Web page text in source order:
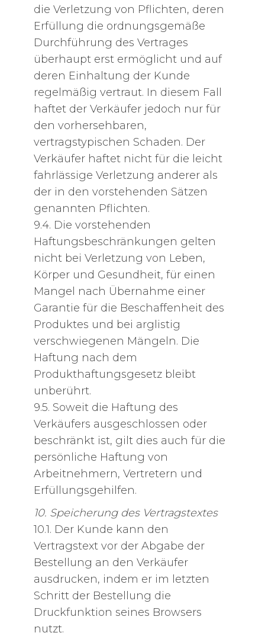
die Verletzung von Pflichten, deren
Erfüllung die ordnungsgemäße
Durchführung des Vertrages
überhaupt erst ermöglicht und auf
deren Einhaltung der Kunde
regelmäßig vertraut. In diesem Fall
haftet der Verkäufer jedoch nur für
den vorhersehbaren,
vertragstypischen Schaden. Der
Verkäufer haftet nicht für die leicht
fahrlässige Verletzung anderer als
der in den vorstehenden Sätzen
genannten Pflichten.
9.4. Die vorstehenden
Haftungsbeschränkungen gelten
nicht bei Verletzung von Leben,
Körper und Gesundheit, für einen
Mangel nach Übernahme einer
Garantie für die Beschaffenheit des
Produktes und bei arglistig
verschwiegenen Mängeln. Die
Haftung nach dem
Produkthaftungsgesetz bleibt
unberührt.
9.5. Soweit die Haftung des
Verkäufers ausgeschlossen oder
beschränkt ist, gilt dies auch für die
persönliche Haftung von
Arbeitnehmern, Vertretern und
Erfüllungsgehilfen.
10. Speicherung des Vertragstextes
10.1. Der Kunde kann den
Vertragstext vor der Abgabe der
Bestellung an den Verkäufer
ausdrucken, indem er im letzten
Schritt der Bestellung die
Druckfunktion seines Browsers
nutzt.